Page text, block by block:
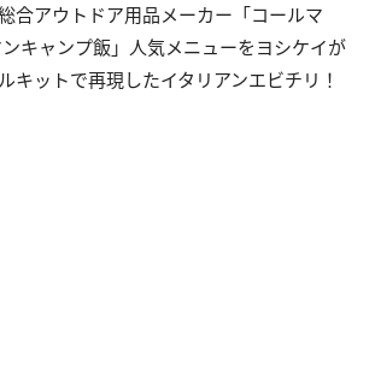
合アウトドア用品メーカー「コールマ
キャンプ飯」人気メニューをヨシケイが
キットで再現したイタリアンエビチリ！